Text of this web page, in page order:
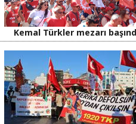
Kemal Türkler mezarı